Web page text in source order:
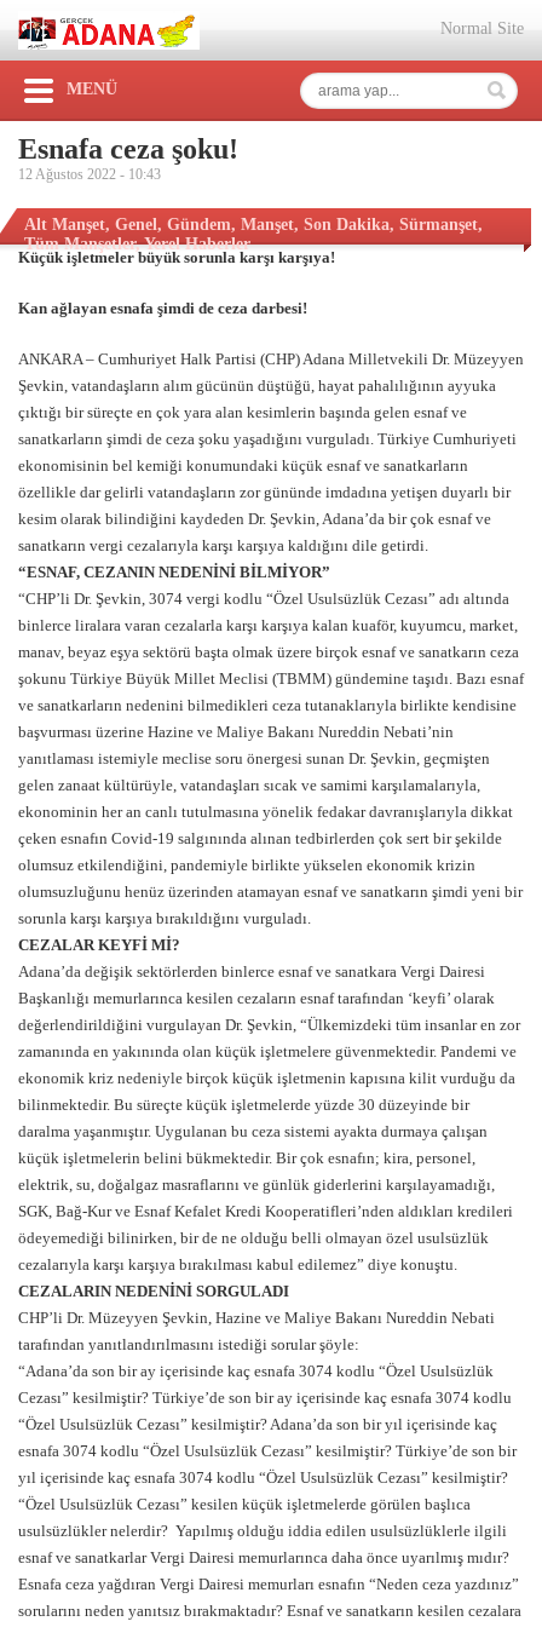
Normal Site
MENÜ
Esnafa ceza şoku!
12 Ağustos 2022 - 10:43
Alt Manşet, Genel, Gündem, Manşet, Son Dakika, Sürmanşet,
Tüm Manşetler,Yerel Haberler
Küçük işletmeler büyük sorunla karşı karşıya!
Kan ağlayan esnafa şimdi de ceza darbesi!
ANKARA – Cumhuriyet Halk Partisi (CHP) Adana Milletvekili Dr. Müzeyyen
Şevkin, vatandaşların alım gücünün düştüğü, hayat pahalılığının ayyuka
çıktığı bir süreçte en çok yara alan kesimlerin başında gelen esnaf ve
sanatkarların şimdi de ceza şoku yaşadığını vurguladı. Türkiye Cumhuriyeti
ekonomisinin bel kemiği konumundaki küçük esnaf ve sanatkarların
özellikle dar gelirli vatandaşların zor gününde imdadına yetişen duyarlı bir
kesim olarak bilindiğini kaydeden Dr. Şevkin, Adana’da bir çok esnaf ve
sanatkarın vergi cezalarıyla karşı karşıya kaldığını dile getirdi.
“ESNAF, CEZANIN NEDENİNİ BİLMİYOR”
“CHP’li Dr. Şevkin, 3074 vergi kodlu “Özel Usulsüzlük Cezası” adı altında
binlerce liralara varan cezalarla karşı karşıya kalan kuaför, kuyumcu, market,
manav, beyaz eşya sektörü başta olmak üzere birçok esnaf ve sanatkarın ceza
şokunu Türkiye Büyük Millet Meclisi (TBMM) gündemine taşıdı. Bazı esnaf
ve sanatkarların nedenini bilmedikleri ceza tutanaklarıyla birlikte kendisine
başvurması üzerine Hazine ve Maliye Bakanı Nureddin Nebati’nin
yanıtlaması istemiyle meclise soru önergesi sunan Dr. Şevkin, geçmişten
gelen zanaat kültürüyle, vatandaşları sıcak ve samimi karşılamalarıyla,
ekonominin her an canlı tutulmasına yönelik fedakar davranışlarıyla dikkat
çeken esnafın Covid-19 salgınında alınan tedbirlerden çok sert bir şekilde
olumsuz etkilendiğini, pandemiyle birlikte yükselen ekonomik krizin
olumsuzluğunu henüz üzerinden atamayan esnaf ve sanatkarın şimdi yeni bir
sorunla karşı karşıya bırakıldığını vurguladı.
CEZALAR KEYFİ Mİ?
Adana’da değişik sektörlerden binlerce esnaf ve sanatkara Vergi Dairesi
Başkanlığı memurlarınca kesilen cezaların esnaf tarafından ‘keyfi’ olarak
değerlendirildiğini vurgulayan Dr. Şevkin, “Ülkemizdeki tüm insanlar en zor
zamanında en yakınında olan küçük işletmelere güvenmektedir. Pandemi ve
ekonomik kriz nedeniyle birçok küçük işletmenin kapısına kilit vurduğu da
bilinmektedir. Bu süreçte küçük işletmelerde yüzde 30 düzeyinde bir
daralma yaşanmıştır. Uygulanan bu ceza sistemi ayakta durmaya çalışan
küçük işletmelerin belini bükmektedir. Bir çok esnafın; kira, personel,
elektrik, su, doğalgaz masraflarını ve günlük giderlerini karşılayamadığı,
SGK, Bağ-Kur ve Esnaf Kefalet Kredi Kooperatifleri’nden aldıkları kredileri
ödeyemediği bilinirken, bir de ne olduğu belli olmayan özel usulsüzlük
cezalarıyla karşı karşıya bırakılması kabul edilemez” diye konuştu.
CEZALARIN NEDENİNİ SORGULADI
CHP’li Dr. Müzeyyen Şevkin, Hazine ve Maliye Bakanı Nureddin Nebati
tarafından yanıtlandırılmasını istediği sorular şöyle:
“Adana’da son bir ay içerisinde kaç esnafa 3074 kodlu “Özel Usulsüzlük
Cezası” kesilmiştir? Türkiye’de son bir ay içerisinde kaç esnafa 3074 kodlu
“Özel Usulsüzlük Cezası” kesilmiştir? Adana’da son bir yıl içerisinde kaç
esnafa 3074 kodlu “Özel Usulsüzlük Cezası” kesilmiştir? Türkiye’de son bir
yıl içerisinde kaç esnafa 3074 kodlu “Özel Usulsüzlük Cezası” kesilmiştir?
“Özel Usulsüzlük Cezası” kesilen küçük işletmelerde görülen başlıca
usulsüzlükler nelerdir? Yapılmış olduğu iddia edilen usulsüzlüklerle ilgili
esnaf ve sanatkarlar Vergi Dairesi memurlarınca daha önce uyarılmış mıdır?
Esnafa ceza yağdıran Vergi Dairesi memurları esnafın “Neden ceza yazdınız”
sorularını neden yanıtsız bırakmaktadır? Esnaf ve sanatkarın kesilen cezalara